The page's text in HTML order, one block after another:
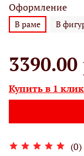
(0)
Оформление
В раме В
3390.00
Купить в 1 клик